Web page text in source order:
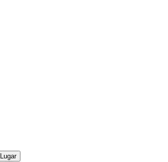
Lugar